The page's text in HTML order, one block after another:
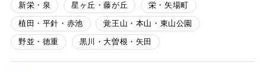
新栄・泉 星ヶ丘・藤が丘 栄・矢場町
植田・平針・赤池 覚王山・本山・東山公園
野並・徳重 黒川・大曽根・矢田